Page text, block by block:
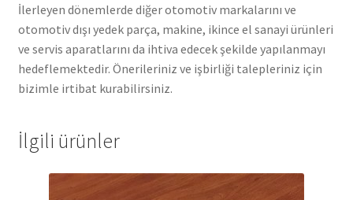
İlerleyen dönemlerde diğer otomotiv markalarını ve
otomotiv dışı yedek parça, makine, ikince el sanayi ürünleri
ve servis aparatlarını da ihtiva edecek şekilde yapılanmayı
hedeflemektedir. Önerileriniz ve işbirliği talepleriniz için
bizimle irtibat kurabilirsiniz.
İlgili ürünler